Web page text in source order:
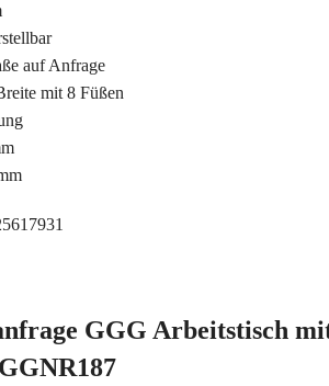
auf Anfrage
mit 8 Füßen
GGG Arbeitstisch